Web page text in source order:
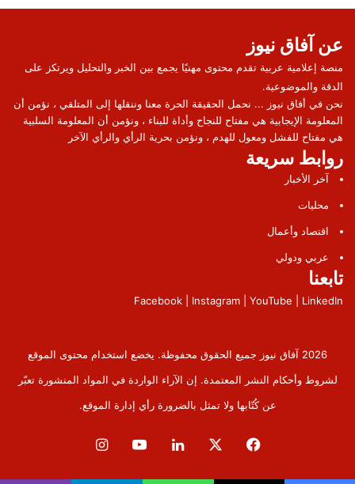
عن آفاق نيوز
منصة إعلامية عربية تقدم محتوى مهنيًا يجمع بين الخبر والتحليل ويرتكز على
الدقة والموضوعية.
نحن في أفاق نيوز ... نحمل الحقيقة الحرة معنا وننقلها إلى المتلقي ، نؤمن أن
المعلومة الإيجابية هي مفتاح للنجاح وأداة للبناء ، ونؤمن أن المعلومة السلبية
هي مفتاح للفشل ومعول للهدم ، ونؤمن بحرية الرأي والرأي الآخر
روابط سريعة
آخر الأخبار
محليات
اقتصاد وأعمال
عربي ودولي
تابعنا
Facebook | Instagram | YouTube | LinkedIn
2026 آفاق نيوز جميع الحقوق محفوظة. يخضع استخدام محتوى الموقع
لشروط وأحكام النشر المعتمدة. إن الآراء الواردة في المواد المنشورة تعبّر
عن كُتّابها ولا تمثل بالضرورة رأي إدارة الموقع.
فيسبوك لينكدإن ‫YouTube